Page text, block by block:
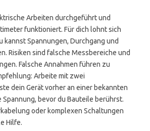
Arbeiten durchgeführt und
funktioniert. Für dich lohnt sich
kannst Spannungen, Durchgang und
Risiken sind falsche Messbereiche und
Falsche Annahmen führen zu
Arbeite mit zwei
dein Gerät vorher an einer bekannten
Spannung, bevor du Bauteile berührst.
oder komplexen Schaltungen
Hilfe.